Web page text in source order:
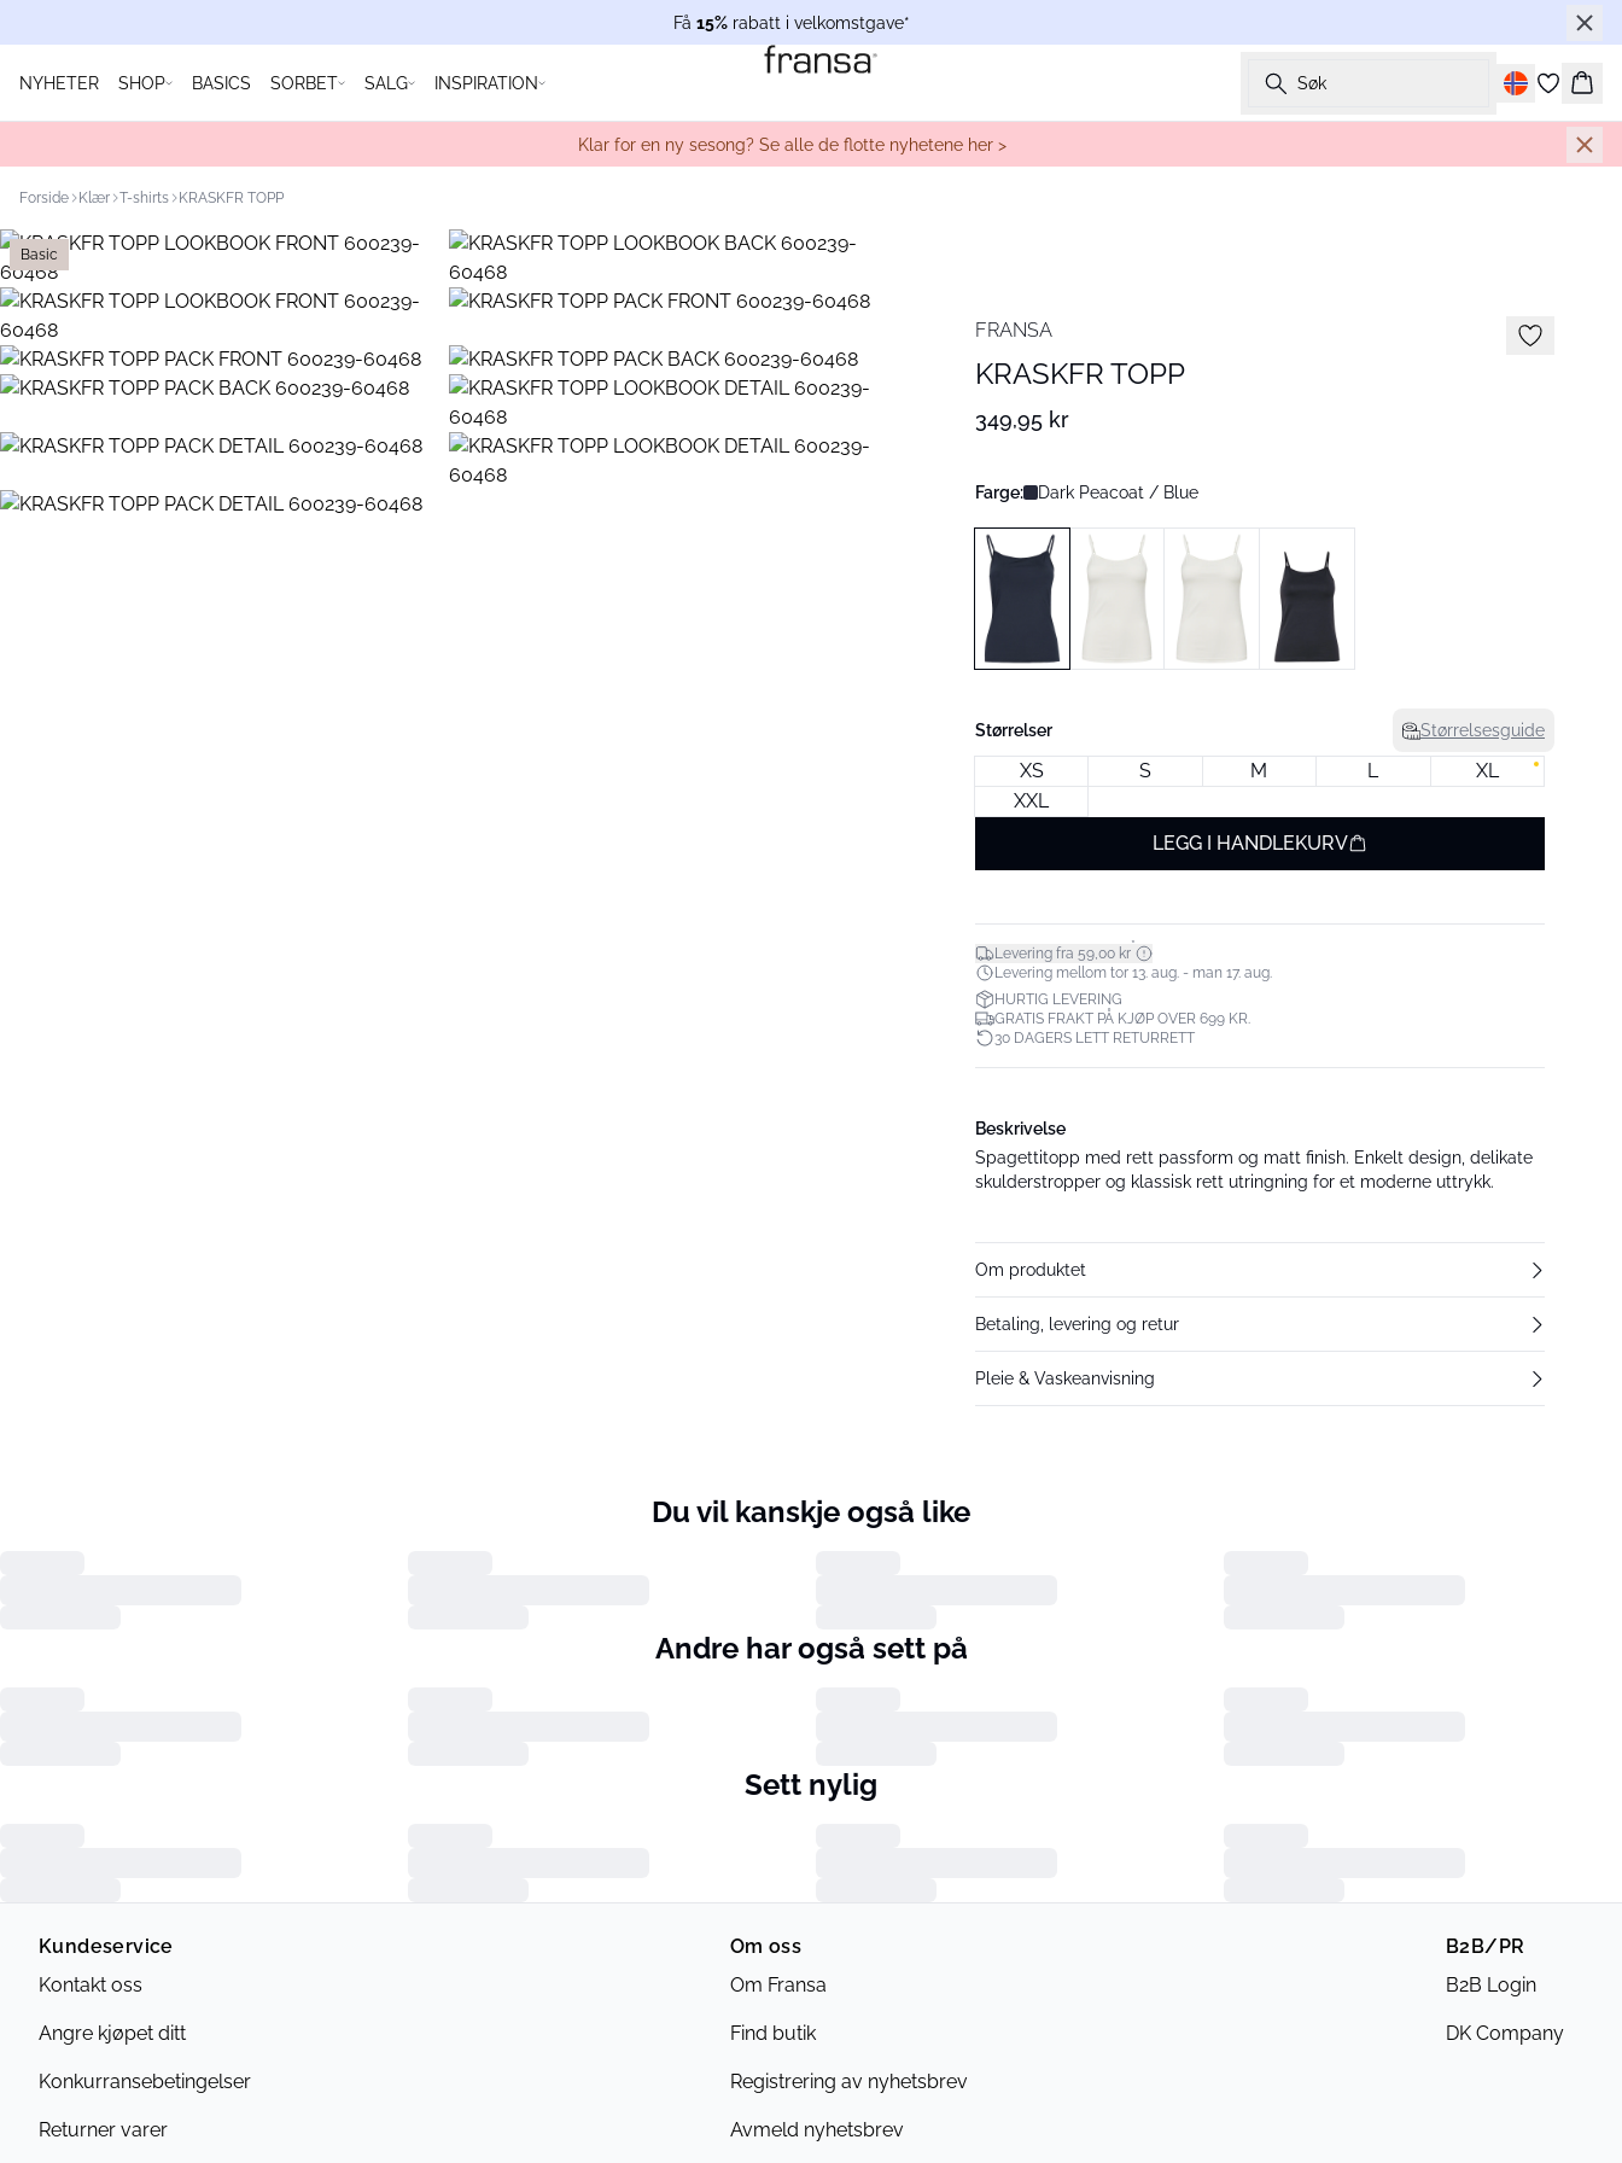
Få 15% rabatt i velkomstgave*
NYHETER SHOP BASICS SORBET SALG INSPIRATION Søk
Klar for en ny sesong? Se alle de flotte nyhetene her >
Forside Klær T-shirts KRASKFR TOPP
Basic
FRANSA
KRASKFR TOPP
349,95 kr
Farge: Dark Peacoat / Blue
Størrelser Størrelsesguide
XS S M L
XL
XXL
LEGG I HANDLEKURV
Levering fra 59,00 kr*
Levering mellom tor 13. aug. - man 17. aug.
HURTIG LEVERING
GRATIS FRAKT PÅ KJØP OVER 699 KR.
30 DAGERS LETT RETURRETT
Beskrivelse
Spagettitopp med rett passform og matt finish. Enkelt design, delikate
skulderstropper og klassisk rett utringning for et moderne uttrykk.
Om produktet
Betaling, levering og retur
Pleie & Vaskeanvisning
Du vil kanskje også like
Andre har også sett på
Sett nylig
Kundeservice
Kontakt oss
Angre kjøpet ditt
Konkurransebetingelser
Returner varer
Om oss
Om Fransa
Find butik
Registrering av nyhetsbrev
Avmeld nyhetsbrev
B2B/PR
B2B Login
DK Company